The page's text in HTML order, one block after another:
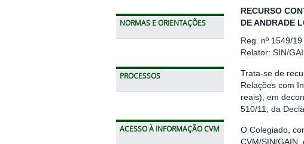
NORMAS E ORIENTAÇÕES
PROCESSOS
ACESSO À INFORMAÇÃO CVM
RECURSO
DE ANDRADE
Reg. nº 1549/19
Relator: SIN/
Trata-se de
Relações com
reais), em
510/11, da
O Colegiado,
CVM/SIN/